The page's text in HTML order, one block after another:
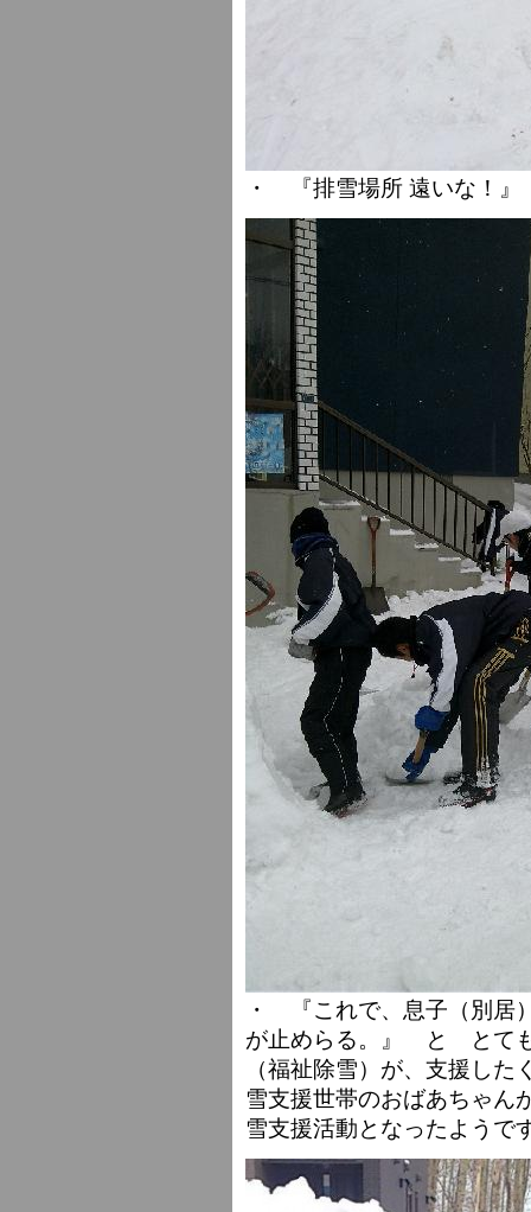
・ 『排雪場所 遠いな！
・ 『これで、息子（別居
が止めらる。』 と とて
（福祉除雪）が、支援し
雪支援世帯のおばあちゃん
雪支援活動となったようで